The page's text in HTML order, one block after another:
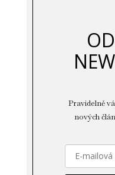
Pravidelně
nových